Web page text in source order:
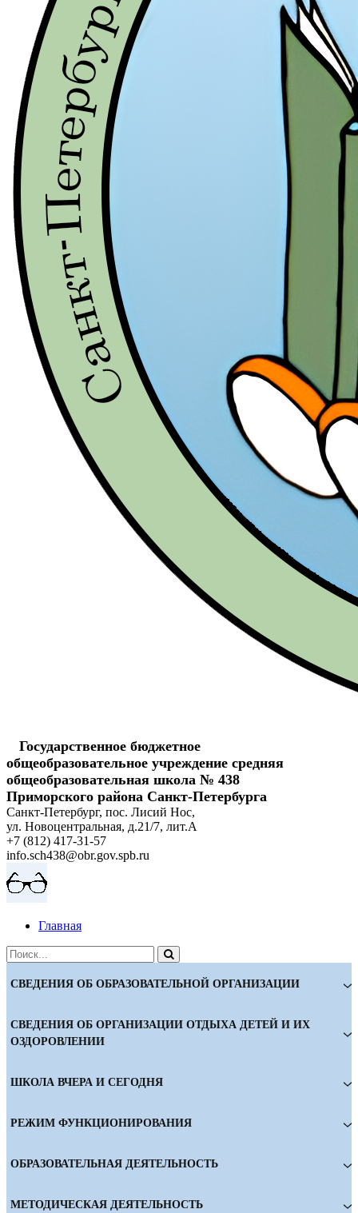
Государственное бюджетное
общеобразовательное учреждение cредняя
общеобразовательная школа № 438
Приморского района Санкт-Петербурга
Санкт-Петербург, пос. Лисий Нос,
ул. Новоцентральная, д.21/7, лит.А
+7 (812) 417-31-57
info.sch438@obr.gov.spb.ru
Главная
СВЕДЕНИЯ ОБ ОБРАЗОВАТЕЛЬНОЙ ОРГАНИЗАЦИИ
СВЕДЕНИЯ ОБ ОРГАНИЗАЦИИ ОТДЫХА ДЕТЕЙ И ИХ
ОЗДОРОВЛЕНИИ
ШКОЛА ВЧЕРА И СЕГОДНЯ
РЕЖИМ ФУНКЦИОНИРОВАНИЯ
ОБРАЗОВАТЕЛЬНАЯ ДЕЯТЕЛЬНОСТЬ
МЕТОДИЧЕСКАЯ ДЕЯТЕЛЬНОСТЬ